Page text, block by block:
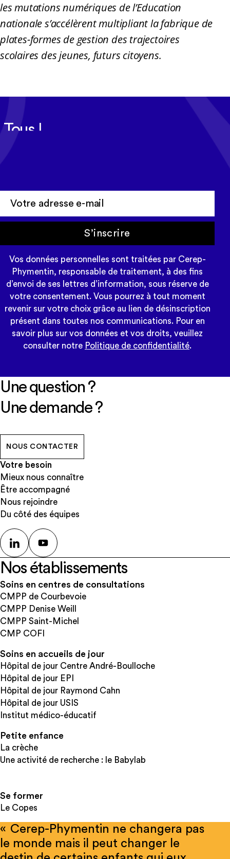
les mutations numériques de l’Education
nationale s’accélèrent multipliant la fabrique de
plates-formes de gestion des trajectoires
scolaires des jeunes, futurs citoyens.
Tous les mois, recevez l'actualité
S’inscrire
Vos données personnelles sont traitées par Cerep-
Phymentin, responsable de traitement, à des fins
d’envoi de ses lettres d’information, sous réserve de
votre consentement. Vous pourrez à tout moment
revenir sur votre choix grâce au lien de désinscription
présent dans toutes nos communications. Pour en
savoir plus sur vos données et vos droits, veuillez
consulter notre Politique de confidentialité.
Une question ?
Une demande ?
NOUS CONTACTER
Votre besoin
Mieux nous connaître
Être accompagné
Nous rejoindre
Du côté des équipes
Nos établissements
Soins en centres de consultations
CMPP de Courbevoie
CMPP Denise Weill
CMPP Saint-Michel
CMP COFI
Soins en accueils de jour
Hôpital de jour Centre André-Boulloche
Hôpital de jour EPI
Hôpital de jour Raymond Cahn
Hôpital de jour USIS
Institut médico-éducatif
Petite enfance
La crèche
Une activité de recherche : le Babylab
Se former
Le Copes
« Cerep-Phymentin ne changera pas
le monde mais il peut changer le